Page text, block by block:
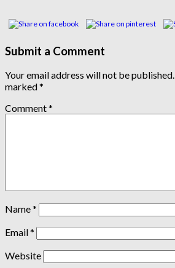
Submit a Comment
Your email address will not be published.
marked*
Comment*
Name*
Email*
Website